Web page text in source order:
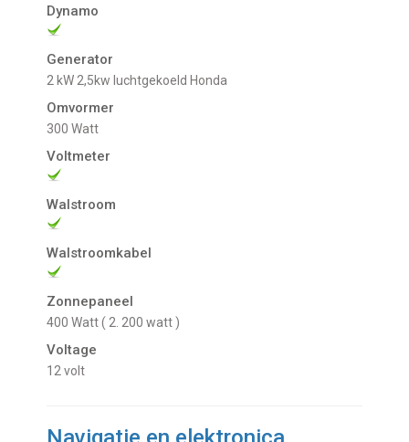
Dynamo
Generator
2 kW 2,5kw luchtgekoeld Honda
Omvormer
300 Watt
Voltmeter
Walstroom
Walstroomkabel
Zonnepaneel
400 Watt ( 2. 200 watt )
Voltage
12 volt